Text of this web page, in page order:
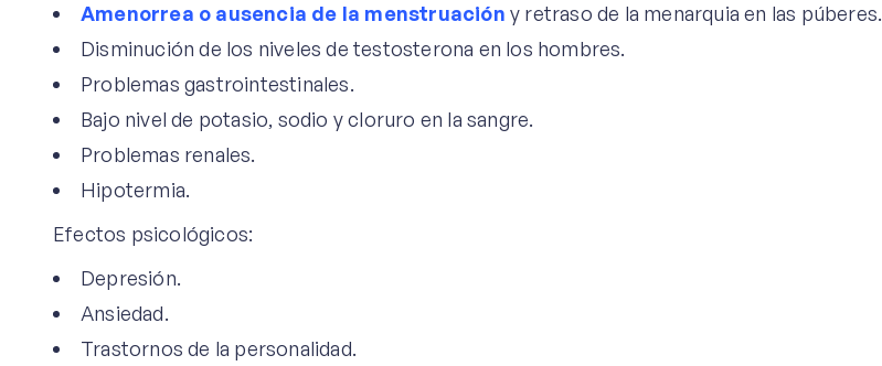
Amenorrea o ausencia de la menstruación y retraso de la menarquia en las púberes.
Disminución de los niveles de testosterona en los hombres.
Problemas gastrointestinales.
Bajo nivel de potasio, sodio y cloruro en la sangre.
Problemas renales.
Hipotermia.
Efectos psicológicos:
Depresión.
Ansiedad.
Trastornos de la personalidad.